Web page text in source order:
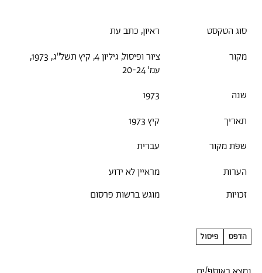
סוג הטקסט
ראיון, כתב עת
מקור
ציור ופיסול, גיליון 4, קיץ תשל"ג, 1973,
עמ׳ 20-24
שנה
1973
תאריך
קיץ 1973
שפת מקור
עברית
הערות
מראיין לא ידוע
זכויות
מוגש ברשות פרסום
הדפס פיסול